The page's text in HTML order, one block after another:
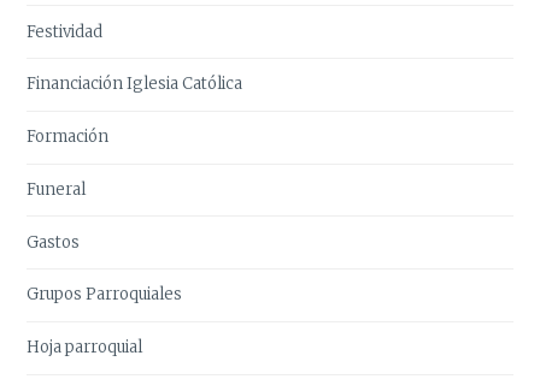
Festividad
Financiación Iglesia Católica
Formación
Funeral
Gastos
Grupos Parroquiales
Hoja parroquial